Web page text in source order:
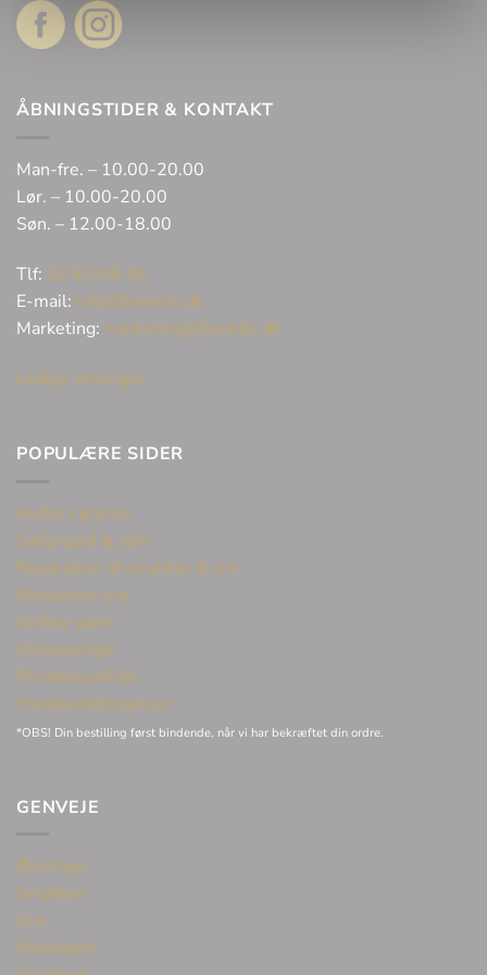
ÅBNINGSTIDER & KONTAKT
Man-fre. – 10.00-20.00
Lør. – 10.00-20.00
Søn. – 12.00-18.00
Tlf: 32 62 06 45
E-mail: info@bonells.dk
Marketing: marketing@bonells.dk
Ledige stillinger
POPULÆRE SIDER
Huller i ørerne
Sælg guld & sølv
Reparation af smykker & ure
Eksklusive ure
Unikke varer
Vielsesringe
Privatlivspolitik
Handelsbetingelser
*OBS! Din bestilling først bindende, når vi har bekræftet din ordre.
GENVEJE
Øreringe
Smykker
Ure
Halskæde